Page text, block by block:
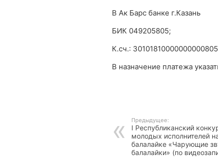
В Ак Барс банке г.Казань
БИК 049205805;
К.сч.:
В назначение платежа
Предыдущее:
I Республиканский
молодых исполнителей
балалайке «Чарующие
балалайки» (по